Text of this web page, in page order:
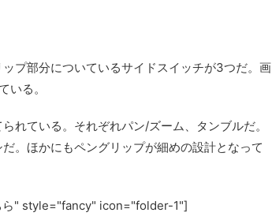
プ部分についているサイドスイッチが3つだ。画
いる。
れている。それぞれパン/ズーム、タンブルだ。
。ほかにもペングリップが細めの設計となって
ら" style="fancy" icon="folder-1"]